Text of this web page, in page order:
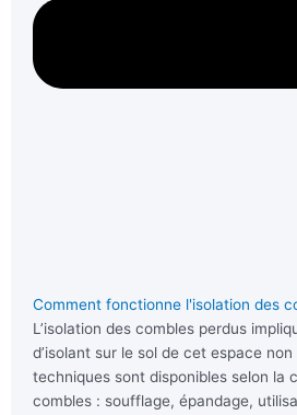
Comment fonctionne l'isolation des
L’isolation des combles perdus
d’isolant sur le sol de cet espace
techniques sont disponibles selon la
combles : soufflage, épandage,